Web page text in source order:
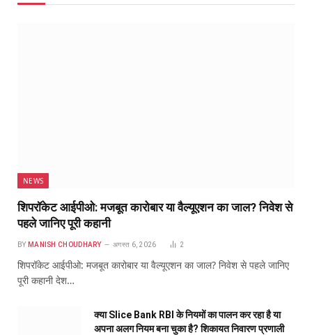
NEWS
शिपरॉकेट आईपीओ: मजबूत कारोबार या वैल्यूएशन का जाल? निवेश से
पहले जानिए पूरी कहानी
BY MANISH CHOUDHARY अगस्त 6, 2026 2
शिपरॉकेट आईपीओ: मजबूत कारोबार या वैल्यूएशन का जाल? निवेश से पहले जानिए
पूरी कहानी देश…
क्या Slice Bank RBI के नियमों का पालन कर रहा है या
अपना अलग नियम बना चुका है? शिकायत निवारण प्रणाली